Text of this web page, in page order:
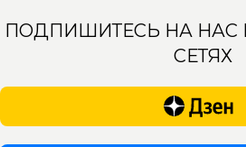
ПОДПИШИТЕСЬ НА НАС
СЕТЯХ